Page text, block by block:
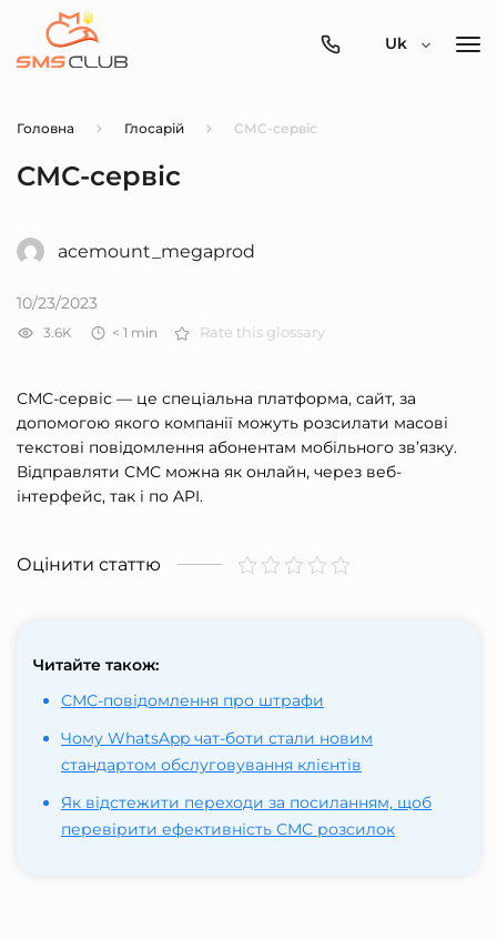
0800-
Uk
Головна Глосарій СМС-сервіс
СМС-сервіс
acemount_megaprod
10/23/2023
3.6K < 1 min Rate this glossary
СМС-сервіс — це спеціальна платформа, сайт, за
допомогою якого компанії можуть розсилати масові
текстові повідомлення абонентам мобільного зв’язку.
Відправляти СМС можна як онлайн, через веб-
інтерфейс, так і по API.
Оцінити статтю
Читайте також:
СМС-повідомлення про штрафи
Чому WhatsApp чат-боти стали новим
стандартом обслуговування клієнтів
Як відстежити переходи за посиланням, щоб
перевірити ефективність СМС розсилок